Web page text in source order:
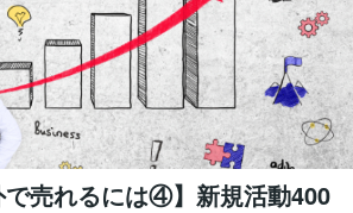
で売れるには④】新規活動400